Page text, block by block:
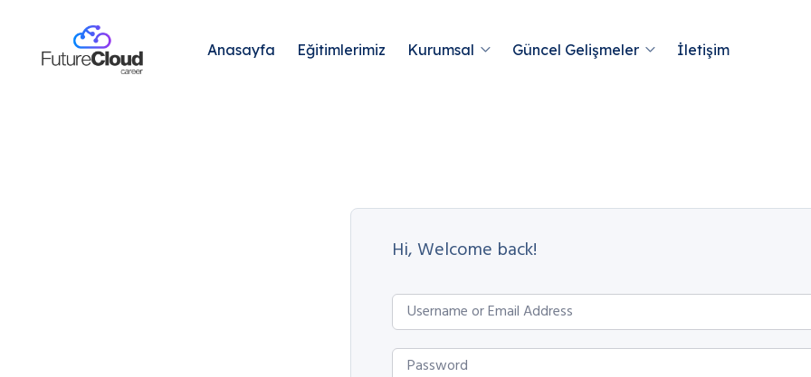
Anasayfa Eğitimlerimiz Kurumsal Güncel Gelişmeler İletişim
Hi, Welcome back!